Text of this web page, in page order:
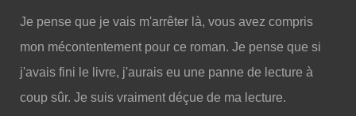
Je pense que je vais m'arrêter là, vous avez compris
mon mécontentement pour ce roman. Je pense que si
j'avais fini le livre, j'aurais eu une panne de lecture à
coup sûr. Je suis vraiment déçue de ma lecture.